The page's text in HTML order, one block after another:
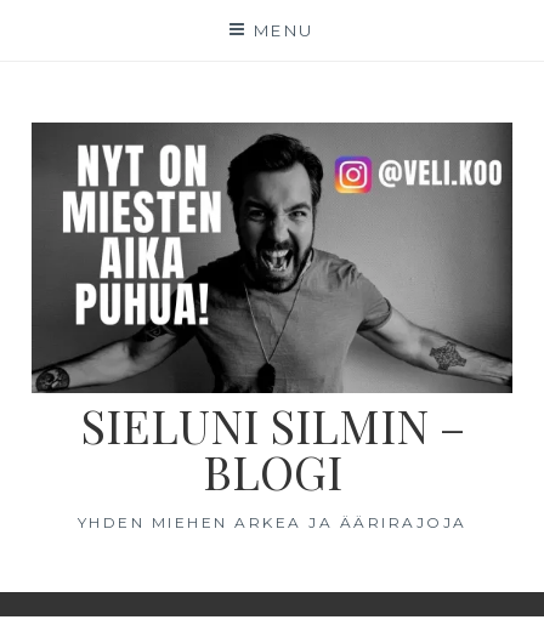
MENU
SIELUNI SILMIN –
BLOGI
YHDEN MIEHEN ARKEA JA ÄÄRIRAJOJA